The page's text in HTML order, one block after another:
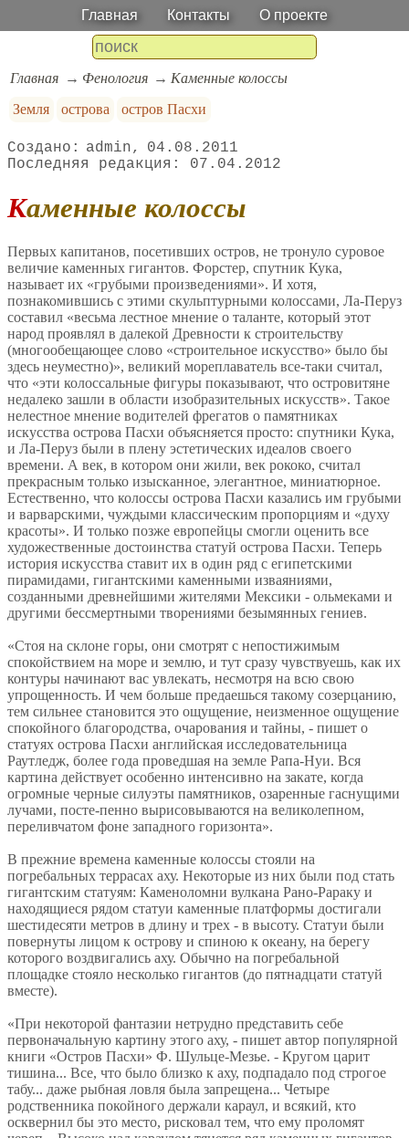
Главная Контакты О проекте
Главная Фенология
Каменные колоссы
Земля
острова остров Пасхи
admin
04.08.2011
07.04.2012
Каменные колоссы
Первых капитанов, посетивших остров, не тронуло суровое
величие каменных гигантов. Форстер, спутник Кука,
называет их «грубыми произведениями». И хотя,
познакомившись с этими скульптурными колоссами, Ла-Перуз
составил «весьма лестное мнение о таланте, который этот
народ проявлял в далекой Древности к строительству
(многообещающее слово «строительное искусство» было бы
здесь неуместно)», великий мореплаватель все-таки считал,
что «эти колоссальные фигуры показывают, что островитяне
недалеко зашли в области изобразительных искусств». Такое
нелестное мнение водителей фрегатов о памятниках
искусства острова Пасхи объясняется просто: спутники Кука,
и Ла-Перуз были в плену эстетических идеалов своего
времени. А век, в котором они жили, век рококо, считал
прекрасным только изысканное, элегантное, миниатюрное.
Естественно, что колоссы острова Пасхи казались им грубыми
и варварскими, чуждыми классическим пропорциям и «духу
красоты». И только позже европейцы смогли оценить все
художественные достоинства статуй острова Пасхи. Теперь
история искусства ставит их в один ряд с египетскими
пирамидами, гигантскими каменными изваяниями,
созданными древнейшими жителями Мексики - ольмеками и
другими бессмертными творениями безымянных гениев.
«Стоя на склоне горы, они смотрят с непостижимым
спокойствием на море и землю, и тут сразу чувствуешь, как их
контуры начинают вас увлекать, несмотря на всю свою
упрощенность. И чем больше предаешься такому созерцанию,
тем сильнее становится это ощущение, неизменное ощущение
спокойного благородства, очарования и тайны, - пишет о
статуях острова Пасхи английская исследовательница
Раутледж, более года проведшая на земле Рапа-Нуи. Вся
картина действует особенно интенсивно на закате, когда
огромные черные силуэты памятников, озаренные гаснущими
лучами, посте-пенно вырисовываются на великолепном,
переливчатом фоне западного горизонта».
В прежние времена каменные колоссы стояли на
погребальных террасах аху. Некоторые из них были под стать
гигантским статуям: Каменоломни вулкана Рано-Рараку и
находящиеся рядом статуи каменные платформы достигали
шестидесяти метров в длину и трех - в высоту. Статуи были
повернуты лицом к острову и спиною к океану, на берегу
которого воздвигались аху. Обычно на погребальной
площадке стояло несколько гигантов (до пятнадцати статуй
вместе).
«При некоторой фантазии нетрудно представить себе
первоначальную картину этого аху, - пишет автор популярной
книги «Остров Пасхи» Ф. Шульце-Мезье. - Кругом царит
тишина... Все, что было близко к аху, подпадало под строгое
табу... даже рыбная ловля была запрещена... Четыре
родственника покойного держали караул, и всякий, кто
осквернил бы это место, рисковал тем, что ему проломят